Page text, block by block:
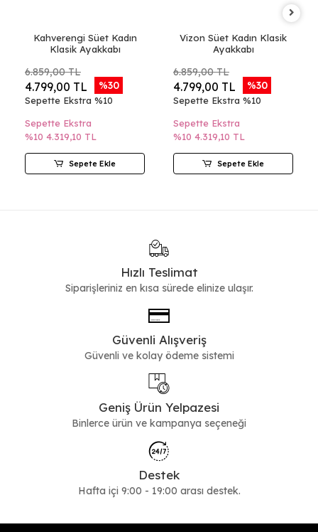
Kahverengi Süet Kadın
Klasik Ayakkabı
6.859,00 TL
4.799,00 TL %30
Sepette Ekstra %10
Sepette Ekstra
%10 4.319,10 TL
Sepete Ekle
Vizon Süet Kadın Klasik
Ayakkabı
6.859,00 TL
4.799,00 TL %30
Sepette Ekstra %10
Sepette Ekstra
%10 4.319,10 TL
Sepete Ekle
Hızlı Teslimat
Siparişleriniz en kısa sürede elinize ulaşır.
Güvenli Alışveriş
Güvenli ve kolay ödeme sistemi
Geniş Ürün Yelpazesi
Binlerce ürün ve kampanya seçeneği
Destek
Hafta içi 9:00 - 19:00 arası destek.